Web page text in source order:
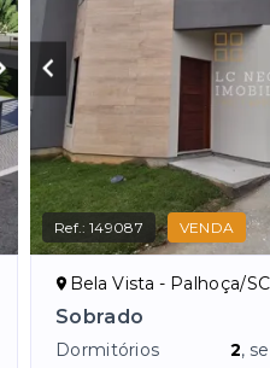
Ref.:149087 VENDA
Bela Vista - Palhoça/SC
Sobrado
Dormitórios 2,